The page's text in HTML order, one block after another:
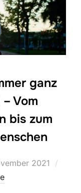
ganz
Vom
bis zum
2021